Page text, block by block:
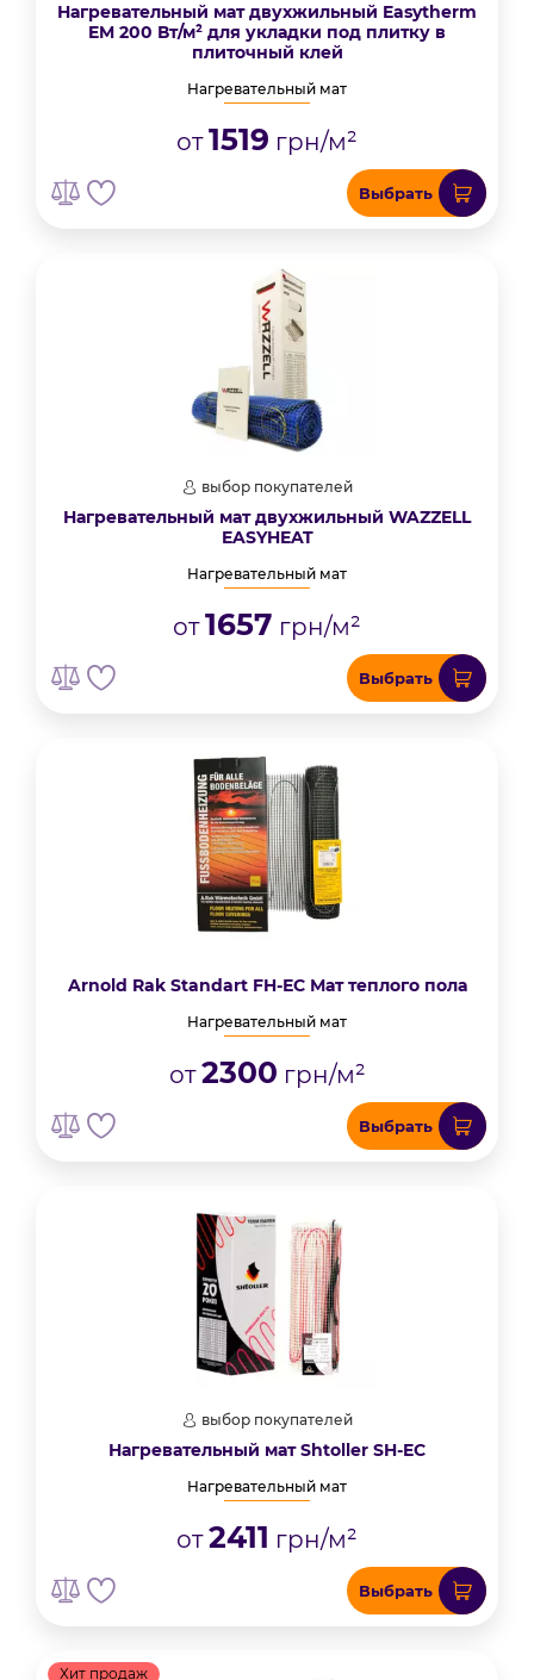
Нагревательный мат двухжильный Easytherm
EM 200 Вт/м² для укладки под плитку в
плиточный клей
Нагревательный мат
от1519 грн/м²
Выбрать
выбор покупателей
Нагревательный мат двухжильный WAZZELL
EASYHEAT
Нагревательный мат
от1657 грн/м²
Выбрать
Arnold Rak Standart FH-ЕС Мат теплого пола
Нагревательный мат
от2300 грн/м²
Выбрать
выбор покупателей
Нагревательный мат Shtoller SH-EC
Нагревательный мат
от2411 грн/м²
Выбрать
Хит продаж